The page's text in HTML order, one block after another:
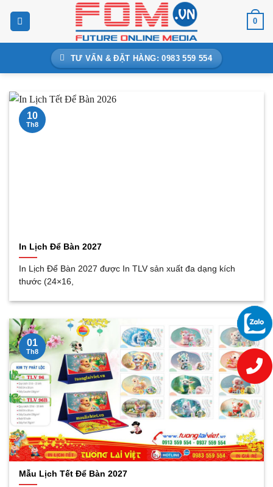
0
TƯ VẤN & ĐẶT HÀNG: 0983 559 554
In Lịch Để Bàn 2027
In Lịch Để Bàn 2027 được In TLV sản xuất đa dạng kích
thước (24×16,
10
Th8
Mẫu Lịch Tết Để Bàn 2027
01
Th8